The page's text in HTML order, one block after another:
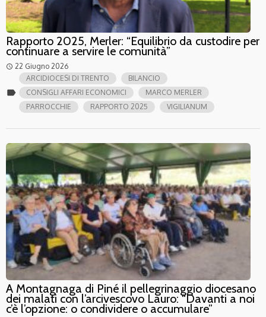
Rapporto 2025, Merler: “Equilibrio da custodire per
continuare a servire le comunità”
access_time 22 Giugno 2026
label
ARCIDIOCESI DI TRENTO
BILANCIO
CONSIGLI AFFARI ECONOMICI
MARCO MERLER
PARROCCHIE
RAPPORTO 2025 VIGILIANUM
A Montagnaga di Piné il pellegrinaggio diocesano
dei malati con l’arcivescovo Lauro: “Davanti a noi
c’è l’opzione: o condividere o accumulare”